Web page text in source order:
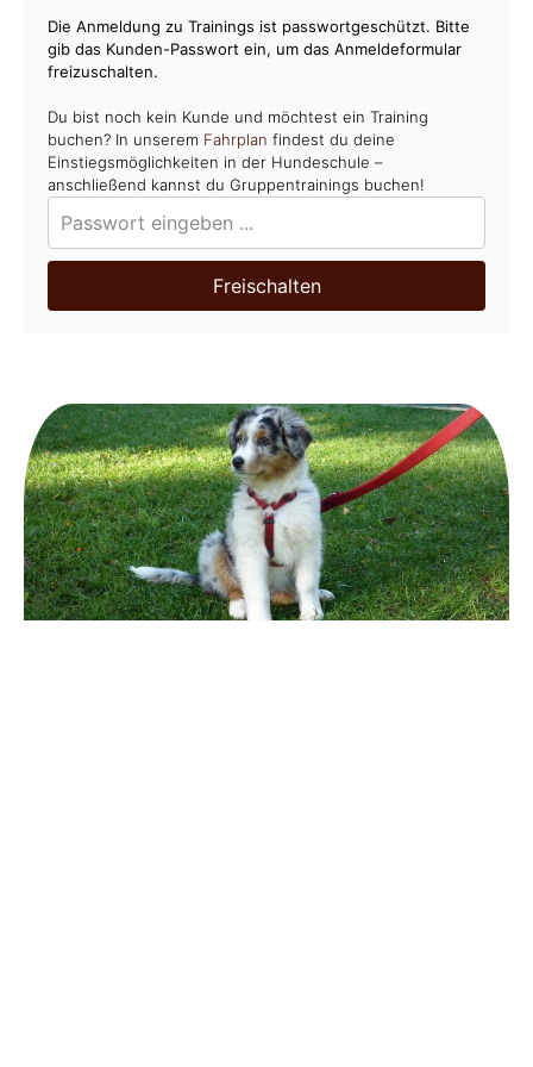
Die Anmeldung zu Trainings ist passwortgeschützt. Bitte
gib das Kunden-Passwort ein, um das Anmeldeformular
freizuschalten.
Du bist noch kein Kunde und möchtest ein Training
buchen? In unserem Fahrplan findest du deine
Einstiegsmöglichkeiten in der Hundeschule –
anschließend kannst du Gruppentrainings buchen!
Freischalten